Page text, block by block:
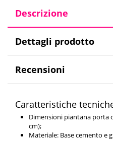
Descrizione
Dettagli prodotto
Recensioni
Caratteristiche
Dimensioni piantana porta
cm);
Materiale: Base cemento e